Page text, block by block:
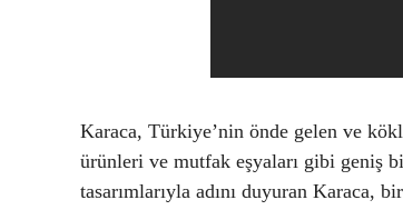
Karaca, Türkiye’nin önde gelen ve
ürünleri ve mutfak eşyaları gibi geniş
tasarımlarıyla adını duyuran Karaca,